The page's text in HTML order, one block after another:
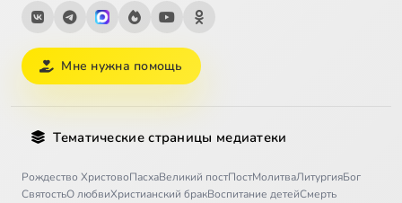
Мне нужна помощь
Тематические страницы медиатеки
Рождество ХристовоПасхаВеликий постПостМолитваЛитургияБог
СвятостьО любвиХристианский бракВоспитание детейСмерть